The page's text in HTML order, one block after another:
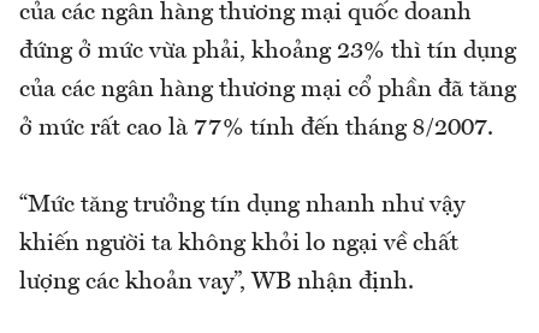
của các ngân hàng thương mại quốc doanh
đứng ở mức vừa phải, khoảng 23% thì tín dụng
của các ngân hàng thương mại cổ phần đã tăng
ở mức rất cao là 77% tính đến tháng 8/2007.
“Mức tăng trưởng tín dụng nhanh như vậy
khiến người ta không khỏi lo ngại về chất
lượng các khoản vay”, WB nhận định.